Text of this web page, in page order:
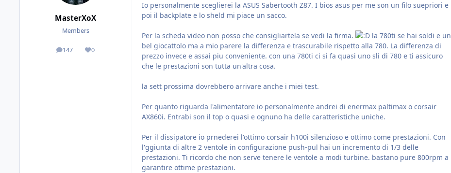
MasterXoX
Members
147
posts 0
Reputation
Io personalmente sceglierei la ASUS Sabertooth Z87. I bios asus per me son un filo suepriori e
poi il backplate e lo sheld mi piace un sacco.
Per la scheda video non posso che consigliartela se vedi la firma.
la 780ti se hai soldi e un
bel giocattolo ma a mio parere la differenza e trascurabile rispetto alla 780. La differenza di
prezzo invece e assai piu conveniente. con una 780ti ci si fa quasi uno sli di 780 e ti assicuro
che le prestazioni son tutta un'altra cosa.
la sett prossima dovrebbero arrivare anche i miei test.
Per quanto riguarda l'alimentatore io personalmente andrei di enermax paltimax o corsair
AX860i. Entrabi son il top o quasi e ognuno ha delle caratteristiche uniche.
Per il dissipatore io prnederei l'ottimo corsair h100i silenzioso e ottimo come prestazioni. Con
l'ggiunta di altre 2 ventole in configurazione push-pul hai un incremento di 1/3 delle
prestazioni. Ti ricordo che non serve tenere le ventole a modi turbine. bastano pure 800rpm a
garantire ottime prestazioni.